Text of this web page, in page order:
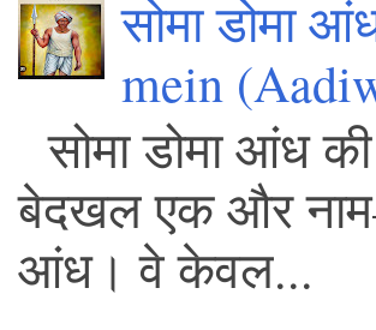
सोमा डोमा
mein
सोमा डोमा आंध
बेदखल एक और नाम—
आंध। वे केवल...